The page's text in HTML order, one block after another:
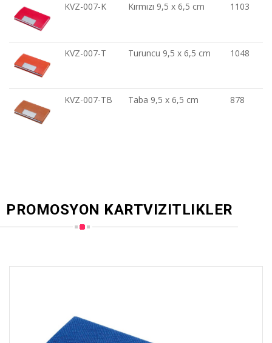
KVZ-007-K Kırmızı 9,5 x 6,5 cm 1103
KVZ-007-T Turuncu 9,5 x 6,5 cm 1048
KVZ-007-TB Taba 9,5 x 6,5 cm 878
PROMOSYON KARTVIZITLIKLER